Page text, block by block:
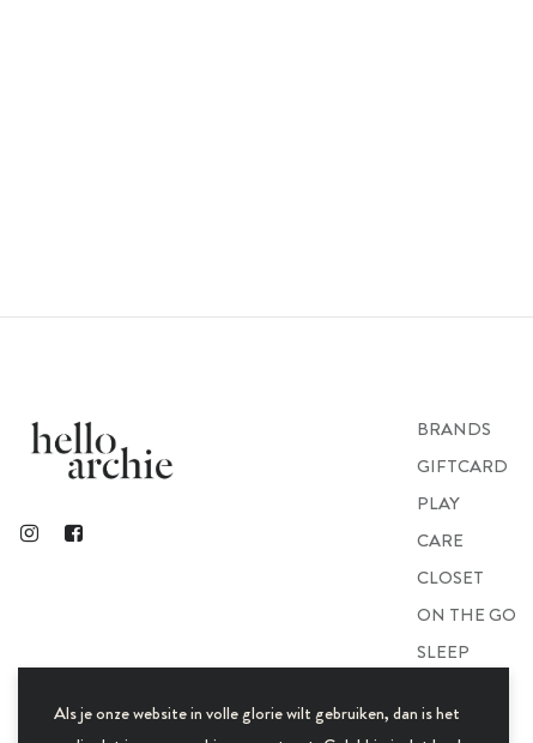
Als je onze website in volle glorie wilt gebruiken, dan is het
BRANDS
GIFTCARD
PLAY
CARE
CLOSET
ON THE GO
SLEEP